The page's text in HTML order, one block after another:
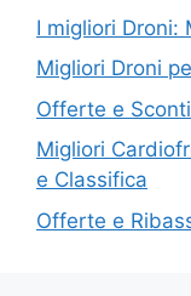
I migliori Droni:
Migliori Droni
Offerte e
Migliori
e Classifica
Offerte e